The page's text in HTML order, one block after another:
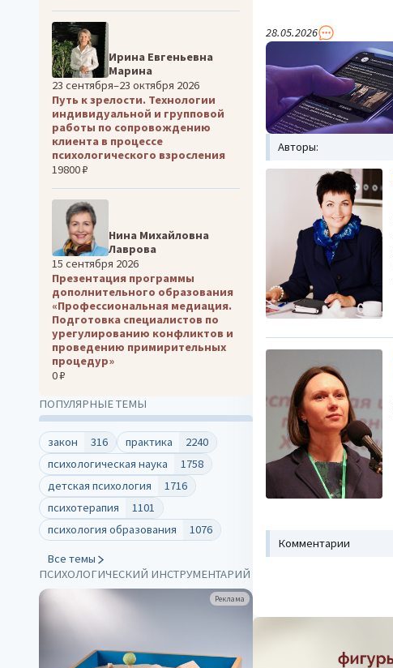
28.05.2026
Авторы:
Комментарии
Ирина Евгеньевна
Марина
23 сентября–23 октября 2026
Путь к зрелости. Технологии
индивидуальной и групповой
работы по сопровождению
клиента в процессе
психологического взросления
19800 ₽
Нина Михайловна
Лаврова
15 сентября 2026
Презентация программы
дополнительного образования
«Профессиональная медиация.
Подготовка специалистов по
урегулированию конфликтов и
проведению примирительных
процедур»
0 ₽
ПОПУЛЯРНЫЕ ТЕМЫ
закон 316 практика
2240
психологическая наука
1758
детская психология
1716
психотерапия
1101
психология образования
1076
Все темы
ПСИХОЛОГИЧЕСКИЙ ИНСТРУМЕНТАРИЙ
Реклама